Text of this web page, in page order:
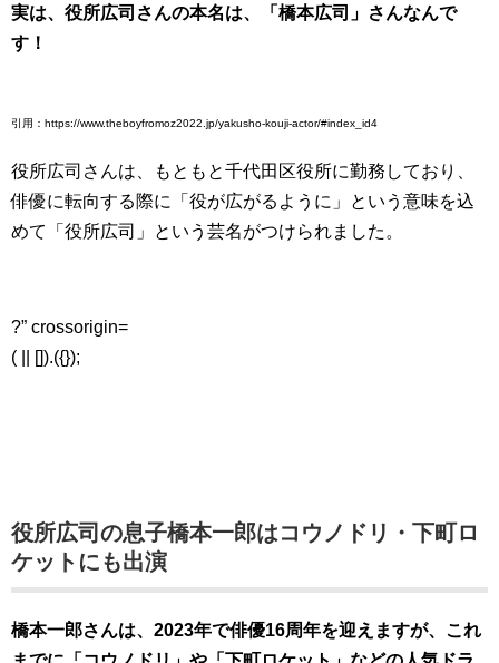
実は、役所広司さんの本名は、「橋本広司」さんなんで
す！
引用：https://www.theboyfromoz2022.jp/yakusho-kouji-actor/#index_id4
役所広司さんは、もともと千代田区役所に勤務しており、
俳優に転向する際に「役が広がるように」という意味を込
めて「役所広司」という芸名がつけられました。
?” crossorigin=
( || []).({});
役所広司の息子橋本一郎はコウノドリ・下町ロ
ケットにも出演
橋本一郎さんは、2023年で俳優16周年を迎えますが、これ